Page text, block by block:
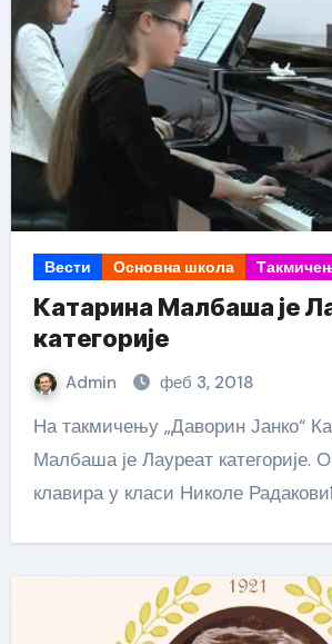
Вести Основна школа
Катарина Малбаша је
категорије
Admin феб 3, 2018
На такмичењу „Даворин Јанко“ Катарина
Малбаша је Лауреат категорије.
клавира у класи Николе